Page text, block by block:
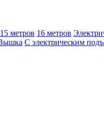
15 метров 16 метров
С электрическим